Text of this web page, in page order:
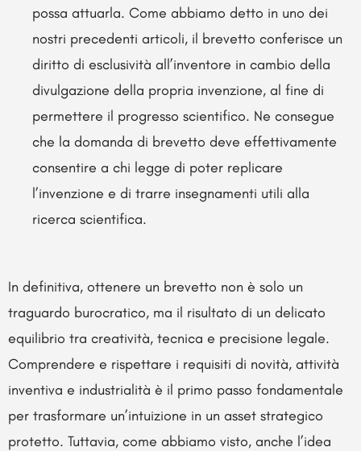
possa attuarla. Come abbiamo detto in uno dei
nostri precedenti articoli, il brevetto conferisce un
diritto di esclusività all’inventore in cambio della
divulgazione della propria invenzione, al fine di
permettere il progresso scientifico. Ne consegue
che la domanda di brevetto deve effettivamente
consentire a chi legge di poter replicare
l’invenzione e di trarre insegnamenti utili alla
ricerca scientifica.
In definitiva, ottenere un brevetto non è solo un
traguardo burocratico, ma il risultato di un delicato
equilibrio tra creatività, tecnica e precisione legale.
Comprendere e rispettare i requisiti di novità, attività
inventiva e industrialità è il primo passo fondamentale
per trasformare un’intuizione in un asset strategico
protetto. Tuttavia, come abbiamo visto, anche l’idea